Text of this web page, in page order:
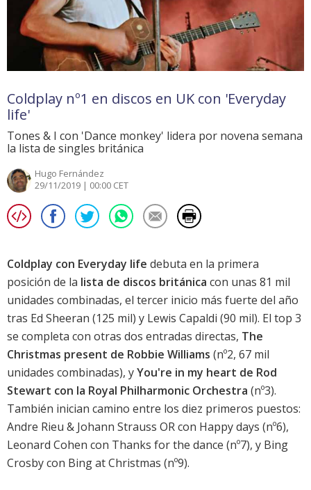
Coldplay nº1 en discos en UK con 'Everyday
life'
Tones & I con 'Dance monkey' lidera por novena semana
la lista de singles británica
Hugo Fernández
29/11/2019 | 00:00 CET
Coldplay con Everyday life debuta en la primera
posición de la lista de discos británica con unas 81 mil
unidades combinadas, el tercer inicio más fuerte del año
tras Ed Sheeran (125 mil) y Lewis Capaldi (90 mil). El top 3
se completa con otras dos entradas directas, The
Christmas present de Robbie Williams (nº2, 67 mil
unidades combinadas), yYou're in my heart de Rod
Stewart con la Royal Philharmonic Orchestra (nº3).
También inician camino entre los diez primeros puestos:
Andre Rieu & Johann Strauss OR con Happy days (nº6),
Leonard Cohen con Thanks for the dance (nº7), y Bing
Crosby con Bing at Christmas (nº9).